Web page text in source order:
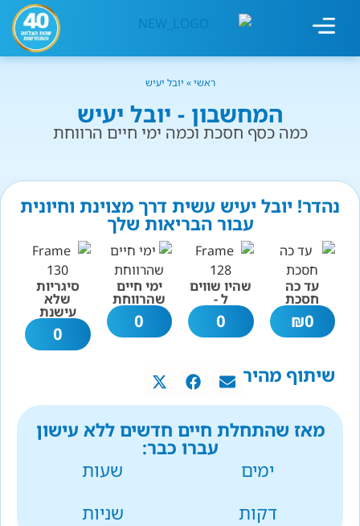
ראשי» יובל יעיש
המחשבון - יובל יעיש
כמה כסף חסכת וכמה ימי חיים הרווחת
נהדר! יובל יעיש עשית דרך מצוינת וחיונית
עבור הבריאות שלך
עד כה
חסכת
0
₪
שהיו שווים
ל -
0
ימי חיים
שהרווחת
0
סיגריות
שלא
עישנת
0
שיתוף מהיר
מאז שהתחלת חיים חדשים ללא עישון
עברו כבר:
ימים
שעות
דקות
שניות